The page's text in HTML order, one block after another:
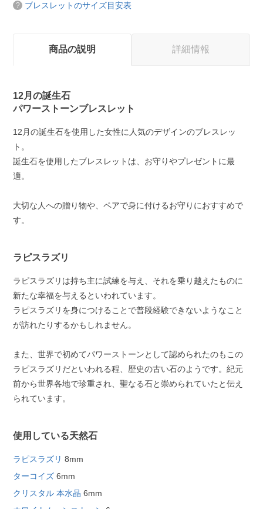
ブレスレットのサイズ目安表
商品の説明 詳細情報
12月の誕生石
パワーストーンブレスレット
12月の誕生石を使用した女性に人気のデザインのブレスレッ
ト。
誕生石を使用したブレスレットは、お守りやプレゼントに最
適。
大切な人への贈り物や、ペアで身に付けるお守りにおすすめで
す。
ラピスラズリ
ラピスラズリは持ち主に試練を与え、それを乗り越えたものに
新たな幸福を与えるといわれています。
ラピスラズリを身につけることで普段経験できないようなこと
が訪れたりするかもしれません。
また、世界で初めてパワーストーンとして認められたのもこの
ラピスラズリだといわれる程、歴史の古い石のようです。紀元
前から世界各地で珍重され、聖なる石と崇められていたと伝え
られています。
使用している天然石
ラピスラズリ 8mm
ターコイズ 6mm
クリスタル 本水晶 6mm